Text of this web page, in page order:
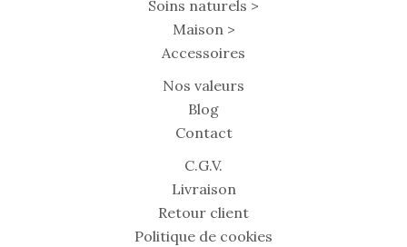
Soins naturels >
Maison >
Accessoires
Nos valeurs
Blog
Contact
C.G.V.
Livraison
Retour client
Politique de cookies